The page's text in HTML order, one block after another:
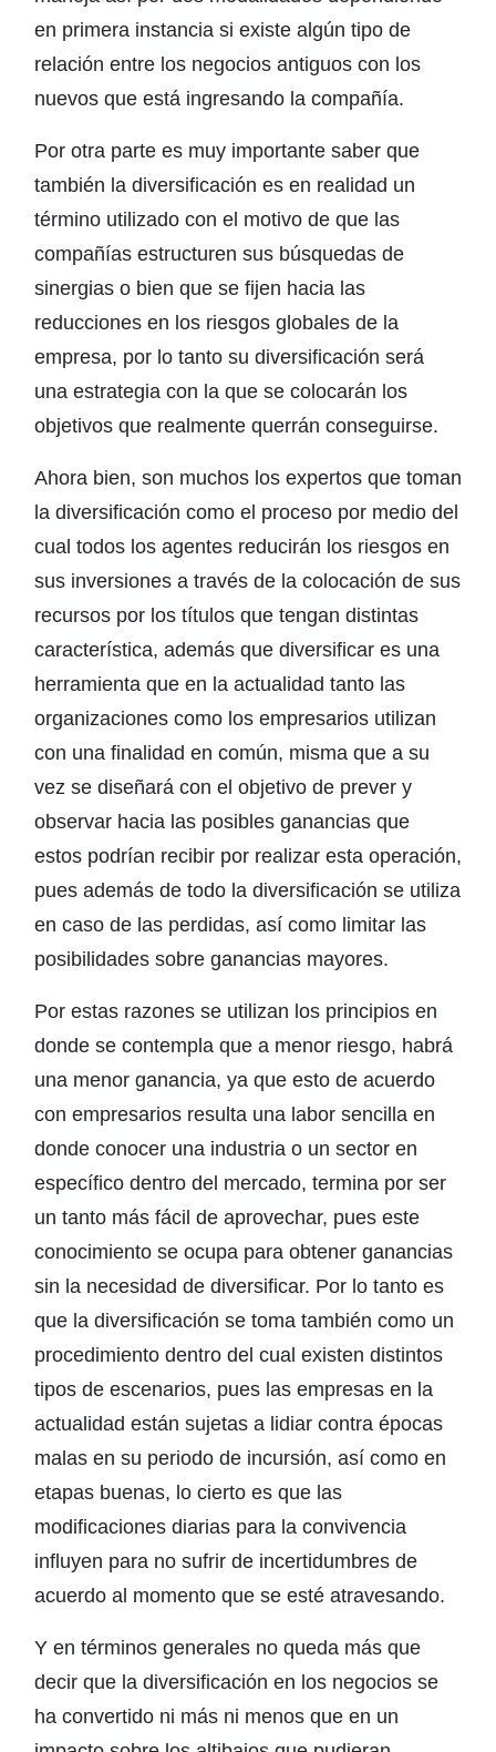
en primera instancia si existe algún tipo de
relación entre los negocios antiguos con los
nuevos que está ingresando la compañía.
Por otra parte es muy importante saber que
también la diversificación es en realidad un
término utilizado con el motivo de que las
compañías estructuren sus búsquedas de
sinergias o bien que se fijen hacia las
reducciones en los riesgos globales de la
empresa, por lo tanto su diversificación será
una estrategia con la que se colocarán los
objetivos que realmente querrán conseguirse.
Ahora bien, son muchos los expertos que toman
la diversificación como el proceso por medio del
cual todos los agentes reducirán los riesgos en
sus inversiones a través de la colocación de sus
recursos por los títulos que tengan distintas
característica, además que diversificar es una
herramienta que en la actualidad tanto las
organizaciones como los empresarios utilizan
con una finalidad en común, misma que a su
vez se diseñará con el objetivo de prever y
observar hacia las posibles ganancias que
estos podrían recibir por realizar esta operación,
pues además de todo la diversificación se utiliza
en caso de las perdidas, así como limitar las
posibilidades sobre ganancias mayores.
Por estas razones se utilizan los principios en
donde se contempla que a menor riesgo, habrá
una menor ganancia, ya que esto de acuerdo
con empresarios resulta una labor sencilla en
donde conocer una industria o un sector en
específico dentro del mercado, termina por ser
un tanto más fácil de aprovechar, pues este
conocimiento se ocupa para obtener ganancias
sin la necesidad de diversificar. Por lo tanto es
que la diversificación se toma también como un
procedimiento dentro del cual existen distintos
tipos de escenarios, pues las empresas en la
actualidad están sujetas a lidiar contra épocas
malas en su periodo de incursión, así como en
etapas buenas, lo cierto es que las
modificaciones diarias para la convivencia
influyen para no sufrir de incertidumbres de
acuerdo al momento que se esté atravesando.
Y en términos generales no queda más que
decir que la diversificación en los negocios se
ha convertido ni más ni menos que en un